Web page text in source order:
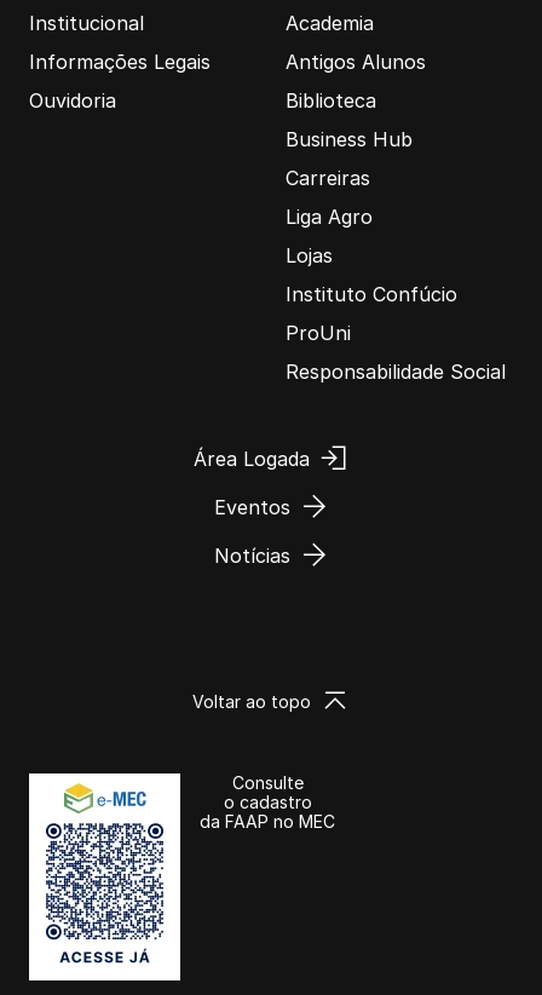
Institucional
Informações Legais
Ouvidoria
Academia
Antigos Alunos
Biblioteca
Business Hub
Carreiras
Liga Agro
Lojas
Instituto Confúcio
ProUni
Responsabilidade Social
Área Logada
Eventos
Notícias
Consulte
o cadastro
da FAAP no MEC
Voltar ao topo